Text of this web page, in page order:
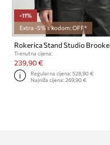
-11%
Extra -5% s kodom: OFF*
Rokerica Stand Studio Brooke
Trenutna cijena:
239,90 €
Regularna cijena:528,90 €
Najniža cijena:269,90 €